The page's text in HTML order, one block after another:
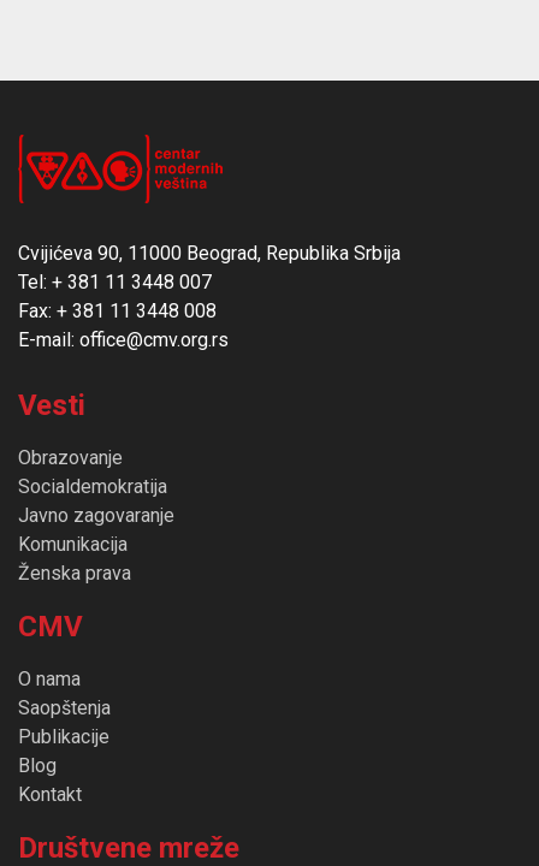
Cvijićeva 90, 11000 Beograd, Republika Srbija
Tel: + 381 11 3448 007
Fax: + 381 11 3448 008
E-mail: office@cmv.org.rs
Vesti
Obrazovanje
Socialdemokratija
Javno zagovaranje
Komunikacija
Ženska prava
CMV
O nama
Saopštenja
Publikacije
Blog
Kontakt
Društvene mreže